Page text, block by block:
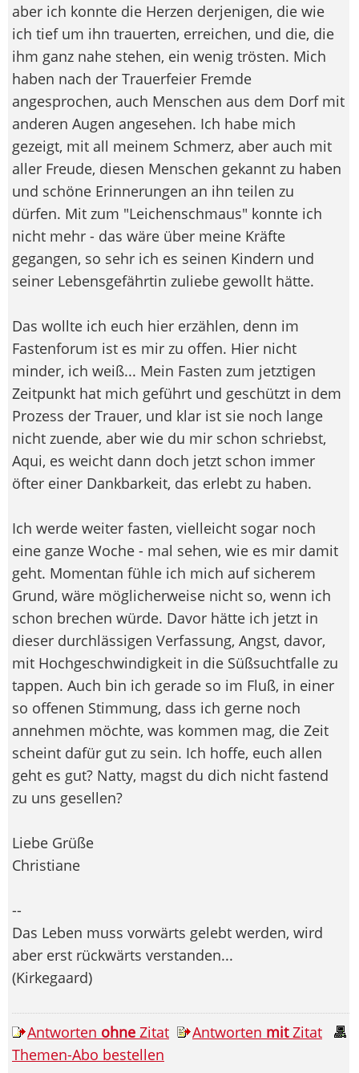
aber ich konnte die Herzen derjenigen, die wie
ich tief um ihn trauerten, erreichen, und die, die
ihm ganz nahe stehen, ein wenig trösten. Mich
haben nach der Trauerfeier Fremde
angesprochen, auch Menschen aus dem Dorf mit
anderen Augen angesehen. Ich habe mich
gezeigt, mit all meinem Schmerz, aber auch mit
aller Freude, diesen Menschen gekannt zu haben
und schöne Erinnerungen an ihn teilen zu
dürfen. Mit zum "Leichenschmaus" konnte ich
nicht mehr - das wäre über meine Kräfte
gegangen, so sehr ich es seinen Kindern und
seiner Lebensgefährtin zuliebe gewollt hätte.
Das wollte ich euch hier erzählen, denn im
Fastenforum ist es mir zu offen. Hier nicht
minder, ich weiß... Mein Fasten zum jetztigen
Zeitpunkt hat mich geführt und geschützt in dem
Prozess der Trauer, und klar ist sie noch lange
nicht zuende, aber wie du mir schon schriebst,
Aqui, es weicht dann doch jetzt schon immer
öfter einer Dankbarkeit, das erlebt zu haben.
Ich werde weiter fasten, vielleicht sogar noch
eine ganze Woche - mal sehen, wie es mir damit
geht. Momentan fühle ich mich auf sicherem
Grund, wäre möglicherweise nicht so, wenn ich
schon brechen würde. Davor hätte ich jetzt in
dieser durchlässigen Verfassung, Angst, davor,
mit Hochgeschwindigkeit in die Süßsuchtfalle zu
tappen. Auch bin ich gerade so im Fluß, in einer
so offenen Stimmung, dass ich gerne noch
annehmen möchte, was kommen mag, die Zeit
scheint dafür gut zu sein. Ich hoffe, euch allen
geht es gut? Natty, magst du dich nicht fastend
zu uns gesellen?
Liebe Grüße
Christiane
--
Das Leben muss vorwärts gelebt werden, wird
aber erst rückwärts verstanden...
(Kirkegaard)
Antworten ohne Zitat Antworten mitZitat
Themen-Abo bestellen